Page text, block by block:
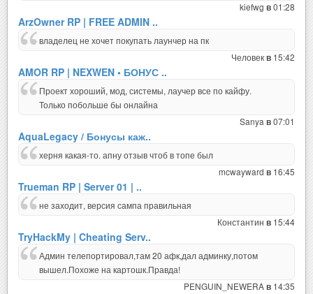
kiefwg в01:28
ArzOwner RP | FREE ADMIN ..
владелец не хочет покупать лаунчер на пк
Человекв 15:42
AMOR RP | NEXWEN • БОНУС ..
Проект хороший, мод, системы, лаучер все по кайфу.
Только побольше бы онлайна
Sanya в07:01
AquaLegacy / Бонусы каж..
херня какая-то. апну отзыв чтоб в топе был
mcwayward в 16:45
Trueman RP | Server 01 | ..
не заходит, версия сампа правильная
Константин в 15:44
TryHackMy | Cheating Serv..
Админ телепортировал,там 20 афк,дал админку,потом
вышел.Похоже на картошк.Правда!
PENGUIN_NEWERAв 14:35